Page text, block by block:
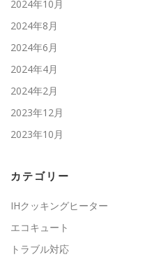
2024年10月
2024年8月
2024年6月
2024年4月
2024年2月
2023年12月
2023年10月
カテゴリー
IHクッキングヒーター
エコキュート
トラブル対応